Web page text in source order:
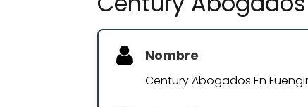
Nombre
Century Abogados En